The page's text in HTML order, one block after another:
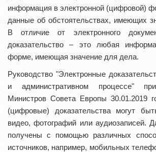
информация в электронной (цифровой)
данные об обстоятельствах, имеющих
В отличие от электронного
доказательство – это любая
форме, имеющая значение для дела.
Руководство "Электронные
и административном процессе"
Министров Совета Европы 30.01.2019
(цифровые) доказательства могут
видео, фотографий или аудиозаписей.
получены с помощью различных
источников, например, мобильных